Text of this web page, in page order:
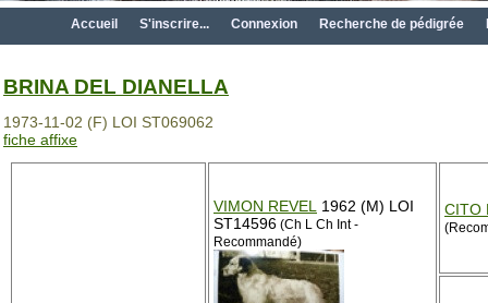
Accueil S'inscrire... Connexion Recherche de pédigrée
BRINA DEL DIANELLA
1973-11-02 (F) LOI ST069062
fiche affixe
VIMON REVEL
1962 (M) LOI
ST14596 (Ch L Ch Int -
Recommandé)
CITO